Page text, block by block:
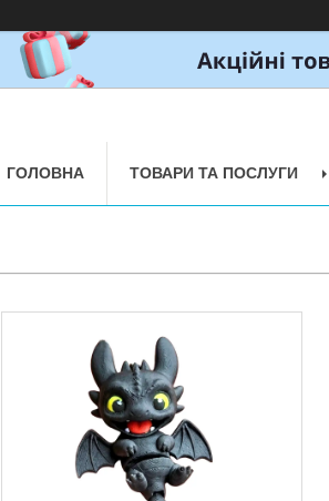
ГОЛОВНА ТОВАРИ ТА ПОСЛУГИ